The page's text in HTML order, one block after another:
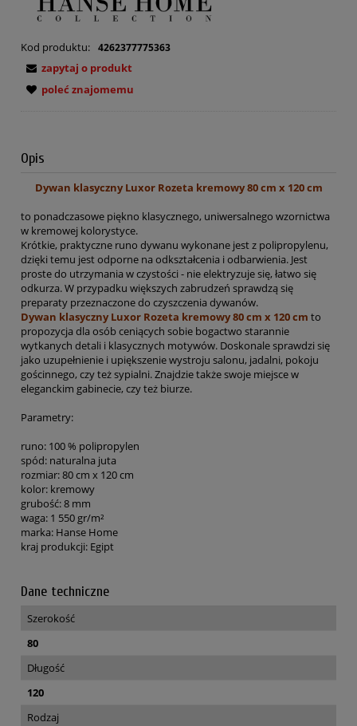
Kod produktu: 4262377775363
zapytaj o produkt
poleć znajomemu
Opis
Dywan klasyczny Luxor Rozeta kremowy 80 cm x 120 cm
to ponadczasowe piękno klasycznego, uniwersalnego wzornictwa
w kremowej kolorystyce.
Krótkie, praktyczne runo dywanu wykonane jest z polipropylenu,
dzięki temu jest odporne na odkształcenia i odbarwienia. Jest
proste do utrzymania w czystości - nie elektryzuje się, łatwo się
odkurza. W przypadku większych zabrudzeń sprawdzą się
preparaty przeznaczone do czyszczenia dywanów.
Dywan klasyczny Luxor Rozeta kremowy 80 cm x 120 cm to
propozycja dla osób ceniących sobie bogactwo starannie
wytkanych detali i klasycznych motywów. Doskonale sprawdzi się
jako uzupełnienie i upiększenie wystroju salonu, jadalni, pokoju
gościnnego, czy też sypialni. Znajdzie także swoje miejsce w
eleganckim gabinecie, czy też biurze.
Parametry:
runo: 100 % polipropylen
spód: naturalna juta
rozmiar: 80 cm x 120 cm
kolor: kremowy
grubość: 8 mm
waga: 1 550 gr/m²
marka: Hanse Home
kraj produkcji: Egipt
Dane techniczne
Szerokość
80
Długość
120
Rodzaj